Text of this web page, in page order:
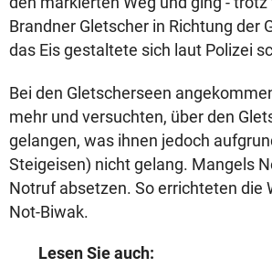
Brandner Gletscher in Richtung
das Eis gestaltete sich laut Polizei
Bei den Gletscherseen
mehr und versuchten, über den
gelangen, was ihnen jedoch
Steigeisen) nicht gelang. Mangels
Notruf absetzen. So errichteten die
Not-Biwak.
Lesen Sie auch: